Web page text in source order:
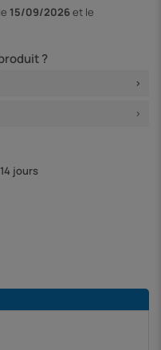
15/09/2026et le
?
jours